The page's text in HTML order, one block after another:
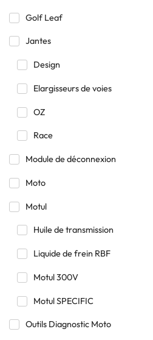
Golf Leaf
Jantes
Design
Elargisseurs de voies
OZ
Race
Module de déconnexion
Moto
Motul
Huile de transmission
Liquide de frein RBF
Motul 300V
Motul SPECIFIC
Outils Diagnostic Moto